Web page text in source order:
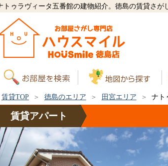
トゥラヴィータ五番館の建物紹介。徳島の賃貸さが
賃貸TOP 徳島のエリア 田宮エリア ナト
賃貸アパート